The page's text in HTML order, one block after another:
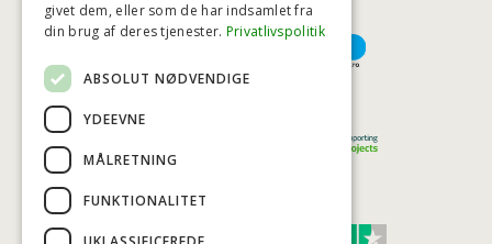
BETALINGSMULIGHEDER
TRUST SCORE 4,7
givet dem, eller som de har indsamlet fra
din brug af deres tjenester. Privatlivspolitik
ABSOLUT NØDVENDIGE
YDEEVNE
MÅLRETNING
FUNKTIONALITET